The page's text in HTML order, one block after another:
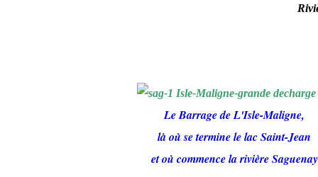
Le Barrage de L'Isle-Maligne,
là où se termine le lac Saint-Jean
et où commence la rivière Saguenay